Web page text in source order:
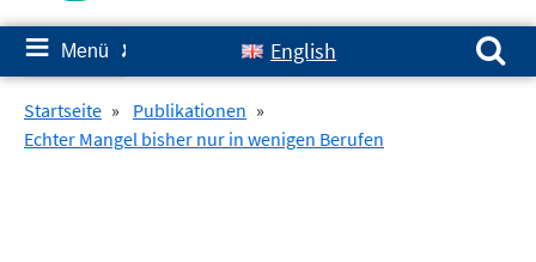
≡ Menü ✘ English
Suchen nach:
Startseite » Publikationen »
Echter Mangel bisher nur in wenigen Berufen